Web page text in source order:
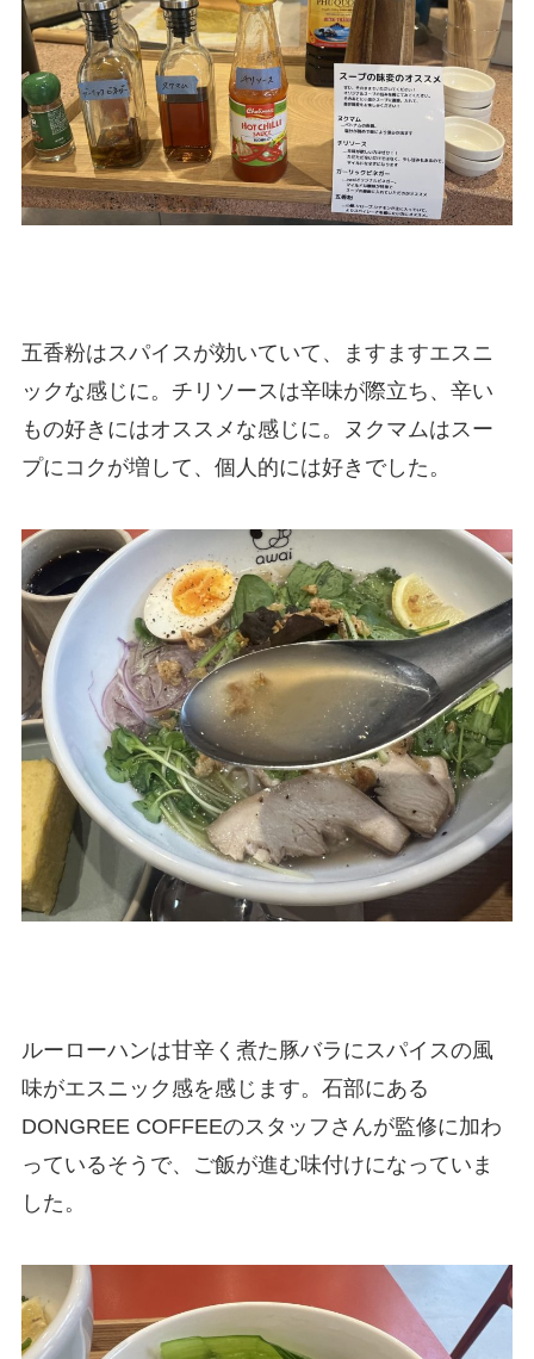
五香粉はスパイスが効いていて、ますますエスニ
ックな感じに。チリソースは辛味が際立ち、辛い
もの好きにはオススメな感じに。ヌクマムはスー
プにコクが増して、個人的には好きでした。
ルーローハンは甘辛く煮た豚バラにスパイスの風
味がエスニック感を感じます。石部にある
DONGREE COFFEEのスタッフさんが監修に加わ
っているそうで、ご飯が進む味付けになっていま
した。